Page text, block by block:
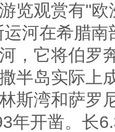
游览观赏有"
河在希腊
，它将伯罗
半岛实际上
斯湾和萨罗
年开凿。长